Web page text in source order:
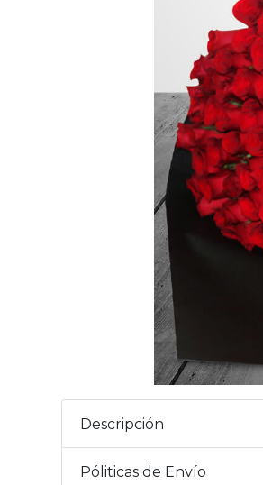
Descripción
Póliticas de Envío